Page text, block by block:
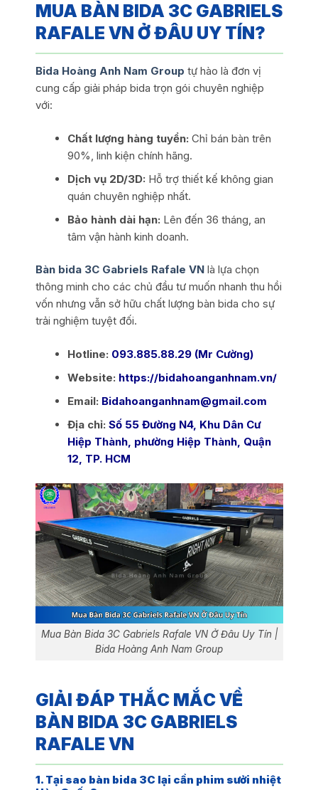
MUA BÀN BIDA 3C GABRIELS
RAFALE VN Ở ĐÂU UY TÍN?
Bida Hoàng Anh Nam Group tự hào là đơn vị
cung cấp giải pháp bida trọn gói chuyên nghiệp
với:
Chất lượng hàng tuyển: Chỉ bán bàn trên
90%, linh kiện chính hãng.
Dịch vụ 2D/3D: Hỗ trợ thiết kế không gian
quán chuyên nghiệp nhất.
Bảo hành dài hạn: Lên đến 36 tháng, an
tâm vận hành kinh doanh.
Bàn bida 3C Gabriels Rafale VNlà lựa chọn
thông minh cho các chủ đầu tư muốn nhanh thu hồi
vốn nhưng vẫn sở hữu chất lượng bàn bida cho sự
trải nghiệm tuyệt đối.
Hotline: 093.885.88.29 (Mr Cường)
Website: https://bidahoanganhnam.vn/
Email: Bidahoanganhnam@gmail.com
Địa chỉ: Số 55 Đường N4, Khu Dân Cư
Hiệp Thành, phường Hiệp Thành, Quận
12, TP. HCM
Mua Bàn Bida 3C Gabriels Rafale VN Ở Đâu Uy Tín |
Bida Hoàng Anh Nam Group
GIẢI ĐÁP THẮC MẮC VỀ
BÀN BIDA 3C GABRIELS
RAFALE VN
1. Tại sao bàn bida 3C lại cần phim sưởi nhiệt